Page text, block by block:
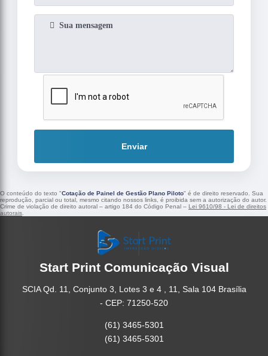
Enviar
O conteúdo do texto "Cotação de Painel de Gestão Plano Piloto" é de direito reservado. Sua
reprodução, parcial ou total, mesmo citando nossos links, é proibida sem a autorização do autor.
Crime de violação de direito autoral – artigo 184 do Código Penal – Lei 9610/98 - Lei de direitos
autorais
Start Print Comunicação Visual
SCIA Qd. 11, Conjunto 3, Lotes 3 e 4 , 11, Sala 104 Brasília
- CEP: 71250-520
(61) 3465-5301
(61) 3465-5301